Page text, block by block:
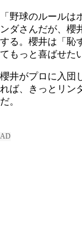
「野球のルール
ンダさんだが、櫻
する。櫻井は「恥
てもっと喜ばせた
櫻井がプロに入団
れば、きっとリン
だ。